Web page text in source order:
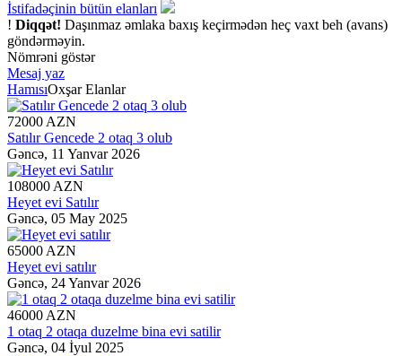
İstifadəçinin bütün elanları
! Diqqət! Daşınmaz əmlaka baxış keçirmədən heç vaxt beh (avans)
göndərməyin.
Nömrəni göstər
Mesaj yaz
HamısıOxşar Elanlar
72000 AZN
Satılır Gencede 2 otaq 3 olub
Gəncə, 11 Yanvar 2026
108000 AZN
Heyet evi Satılır
Gəncə, 05 May 2025
65000 AZN
Heyet evi satılır
Gəncə, 24 Yanvar 2026
46000 AZN
1 otaq 2 otaqa duzelme bina evi satilir
Gəncə, 04 İyul 2025